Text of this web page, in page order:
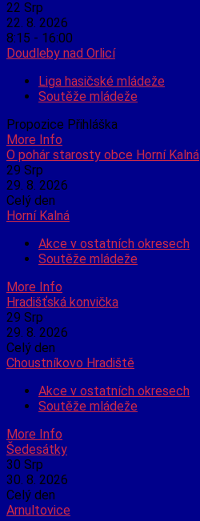
22 Srp
22. 8. 2026
8:15 - 16:00
Doudleby nad Orlicí
Liga hasičské mládeže
Soutěže mládeže
Propozice Přihláška
More Info
O pohár starosty obce Horní Kalná
29 Srp
29. 8. 2026
Celý den
Horní Kalná
Akce v ostatních okresech
Soutěže mládeže
More Info
Hradišťská konvička
29 Srp
29. 8. 2026
Celý den
Choustníkovo Hradiště
Akce v ostatních okresech
Soutěže mládeže
More Info
Šedesátky
30 Srp
30. 8. 2026
Celý den
Arnultovice